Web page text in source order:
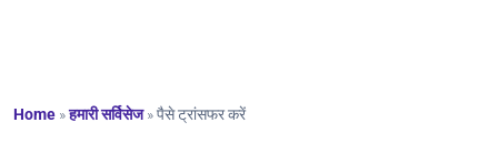
Home »हमारी सर्विसेज»पैसे ट्रांसफर करें